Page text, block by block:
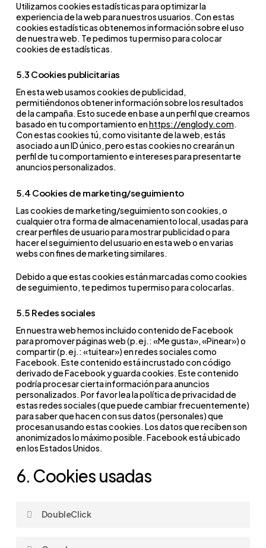
Utilizamos cookies estadísticas para optimizar la
experiencia de la web para nuestros usuarios. Con estas
cookies estadísticas obtenemos información sobre el uso
de nuestra web. Te pedimos tu permiso para colocar
cookies de estadísticas.
5.3 Cookies publicitarias
En esta web usamos cookies de publicidad,
permitiéndonos obtener información sobre los resultados
de la campaña. Esto sucede en base a un perfil que creamos
basado en tu comportamiento enhttps://englody.com.
Con estas cookies tú, como visitante de la web, estás
asociado a un ID único, pero estas cookies no crearán un
perfil de tu comportamiento e intereses para presentarte
anuncios personalizados.
5.4 Cookies de marketing/seguimiento
Las cookies de marketing/seguimiento son cookies, o
cualquier otra forma de almacenamiento local, usadas para
crear perfiles de usuario para mostrar publicidad o para
hacer el seguimiento del usuario en esta web o en varias
webs con fines de marketing similares.
Debido a que estas cookies están marcadas como cookies
de seguimiento, te pedimos tu permiso para colocarlas.
5.5 Redes sociales
En nuestra web hemos incluido contenido de Facebook
para promover páginas web (p.ej.: «Me gusta», «Pinear») o
compartir (p.ej.: «tuitear») en redes sociales como
Facebook. Este contenido está incrustado con código
derivado de Facebook y guarda cookies. Este contenido
podría procesar cierta información para anuncios
personalizados. Por favor lea la política de privacidad de
estas redes sociales (que puede cambiar frecuentemente)
para saber que hacen con sus datos (personales) que
procesan usando estas cookies. Los datos que reciben son
anonimizados lo máximo posible. Facebook está ubicado
en los Estados Unidos.
6. Cookies usadas
DoubleClick